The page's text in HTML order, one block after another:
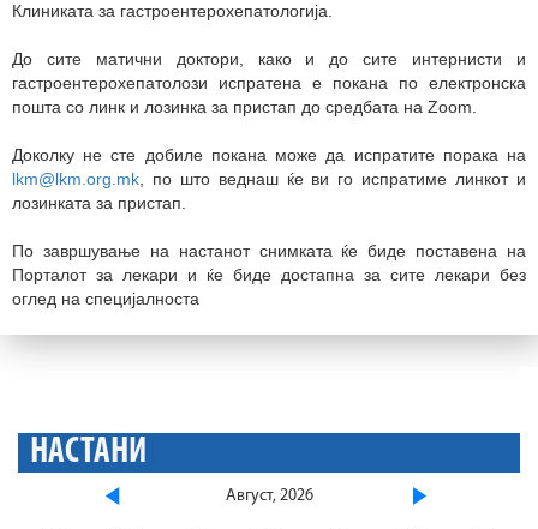
Клиниката за гастроентерохепатологија.
До сите матични доктори, како и до сите интернисти и
гастроентерохепатолози испратена е покана по електронска
пошта со линк и лозинка за пристап до средбата на Zoom.
Доколку не сте добиле покана може да испратите порака на
lkm@lkm.org.mk, по што веднаш ќе ви го испратиме линкот и
лозинката за пристап.
По завршување на настанот снимката ќе биде поставена на
Порталот за лекари и ќе биде достапна за сите лекари без
оглед на специјалноста
НАСТАНИ
Август, 2026